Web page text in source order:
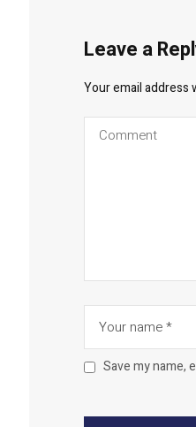
Leave a
Your email address
Save my name,